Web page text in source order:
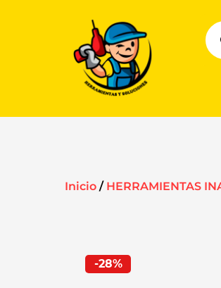
de
Inicio / HERRAMIENTAS
-28%